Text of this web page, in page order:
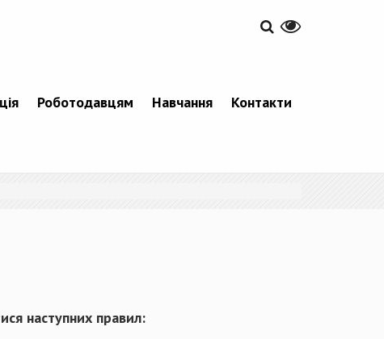
Роботодавцям Навчання Контакти
наступних правил: